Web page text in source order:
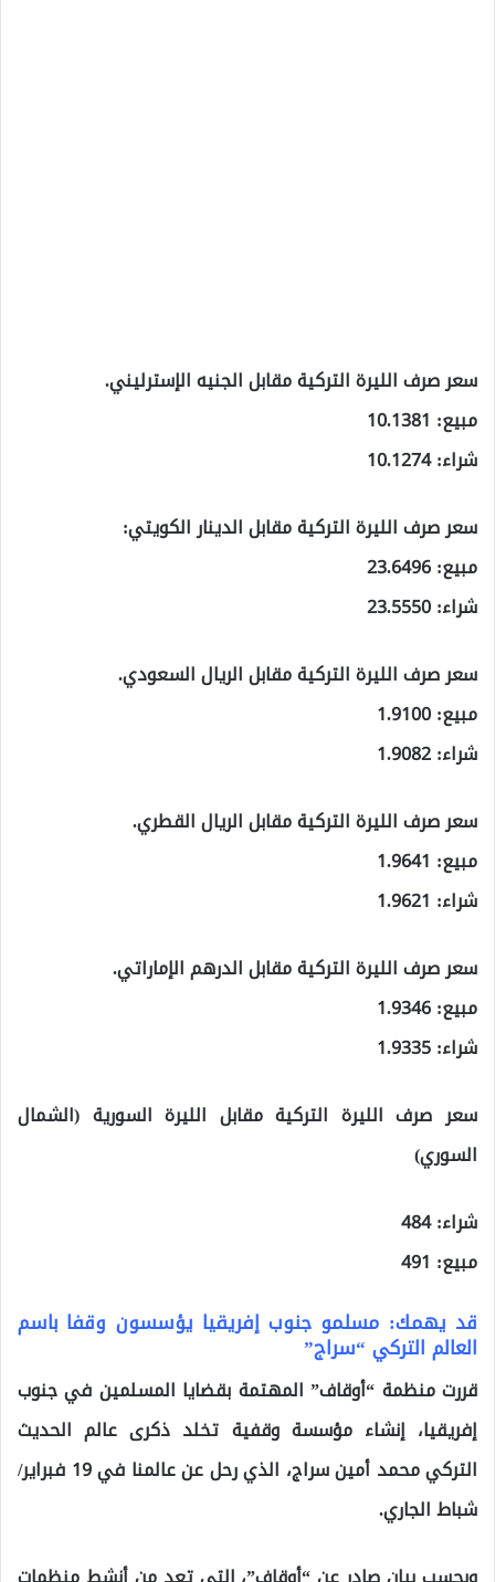
سعر صرف الليرة التركية مقابل الجنيه الإسترليني.
مبيع: 10.1381
شراء: 10.1274
سعر صرف الليرة التركية مقابل الدينار الكويتي:
مبيع: 23.6496
شراء: 23.5550
سعر صرف الليرة التركية مقابل الريال السعودي.
مبيع: 1.9100
شراء: 1.9082
سعر صرف الليرة التركية مقابل الريال القطري.
مبيع: 1.9641
شراء: 1.9621
سعر صرف الليرة التركية مقابل الدرهم الإماراتي.
مبيع: 1.9346
شراء: 1.9335
سعر صرف الليرة التركية مقابل الليرة السورية (الشمال
السوري)
شراء: 484
مبيع: 491
قد يهمك: مسلمو جنوب إفريقيا يؤسسون وقفا باسم
العالم التركي “سراج”
قررت منظمة “أوقاف” المهتمة بقضايا المسلمين في جنوب
إفريقيا، إنشاء مؤسسة وقفية تخلد ذكرى عالم الحديث
التركي محمد أمين سراج، الذي رحل عن عالمنا في 19 فبراير/
شباط الجاري.